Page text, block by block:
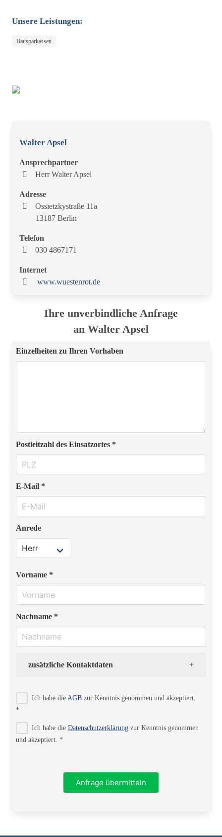
Unsere Leistungen:
Bausparkassen
Walter Apsel
Ansprechpartner
Herr Walter Apsel
Adresse
Ossietzkystraße 11a
13187 Berlin
Telefon
030 4867171
Internet
www.wuestenrot.de
Ihre unverbindliche Anfrage
an Walter Apsel
Einzelheiten zu Ihren Vorhaben
Postleitzahl des Einsatzortes *
E-Mail *
Anrede
Vorname *
Nachname *
zusätzliche Kontaktdaten
Ich habe die AGB zur Kenntnis genommen und akzeptiert.
*
Ich habe die Datenschutzerklärung zur Kenntnis genommen
und akzeptiert. *
Anfrage übermitteln